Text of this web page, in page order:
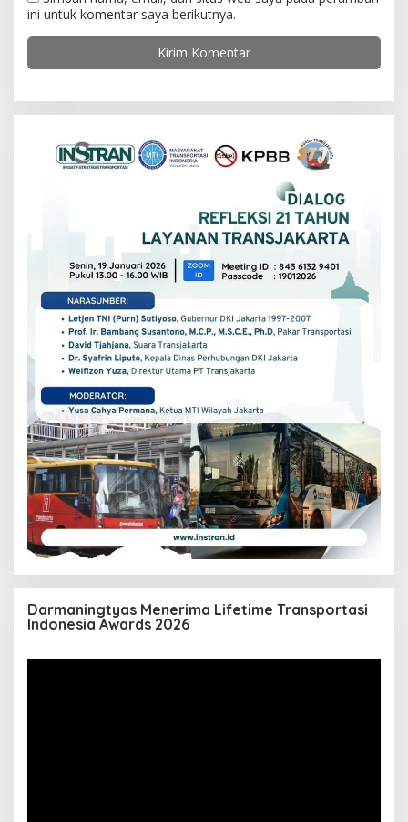
ini untuk komentar saya berikutnya.
Darmaningtyas Menerima Lifetime Transportasi
Indonesia Awards 2026